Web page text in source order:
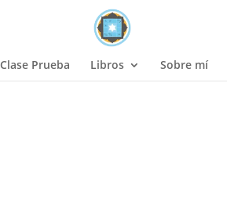
Clase Prueba Libros Sobre mí